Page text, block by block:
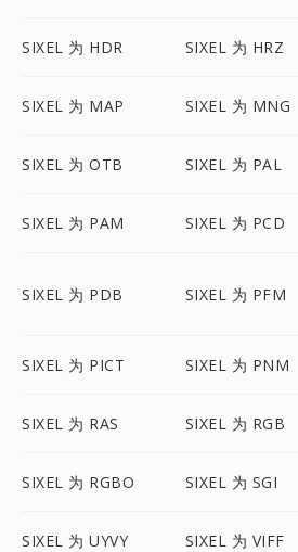
SIXEL 为 HDR SIXEL 为 HRZ
SIXEL 为 MAP SIXEL 为 MNG
SIXEL 为 OTB SIXEL 为 PAL
SIXEL 为 PAM SIXEL 为 PCD
SIXEL 为 PDB SIXEL 为 PFM
SIXEL 为 PICT SIXEL 为 PNM
SIXEL 为 RAS SIXEL 为 RGB
SIXEL 为 RGBO SIXEL 为 SGI
SIXEL 为 UYVY SIXEL 为 VIFF